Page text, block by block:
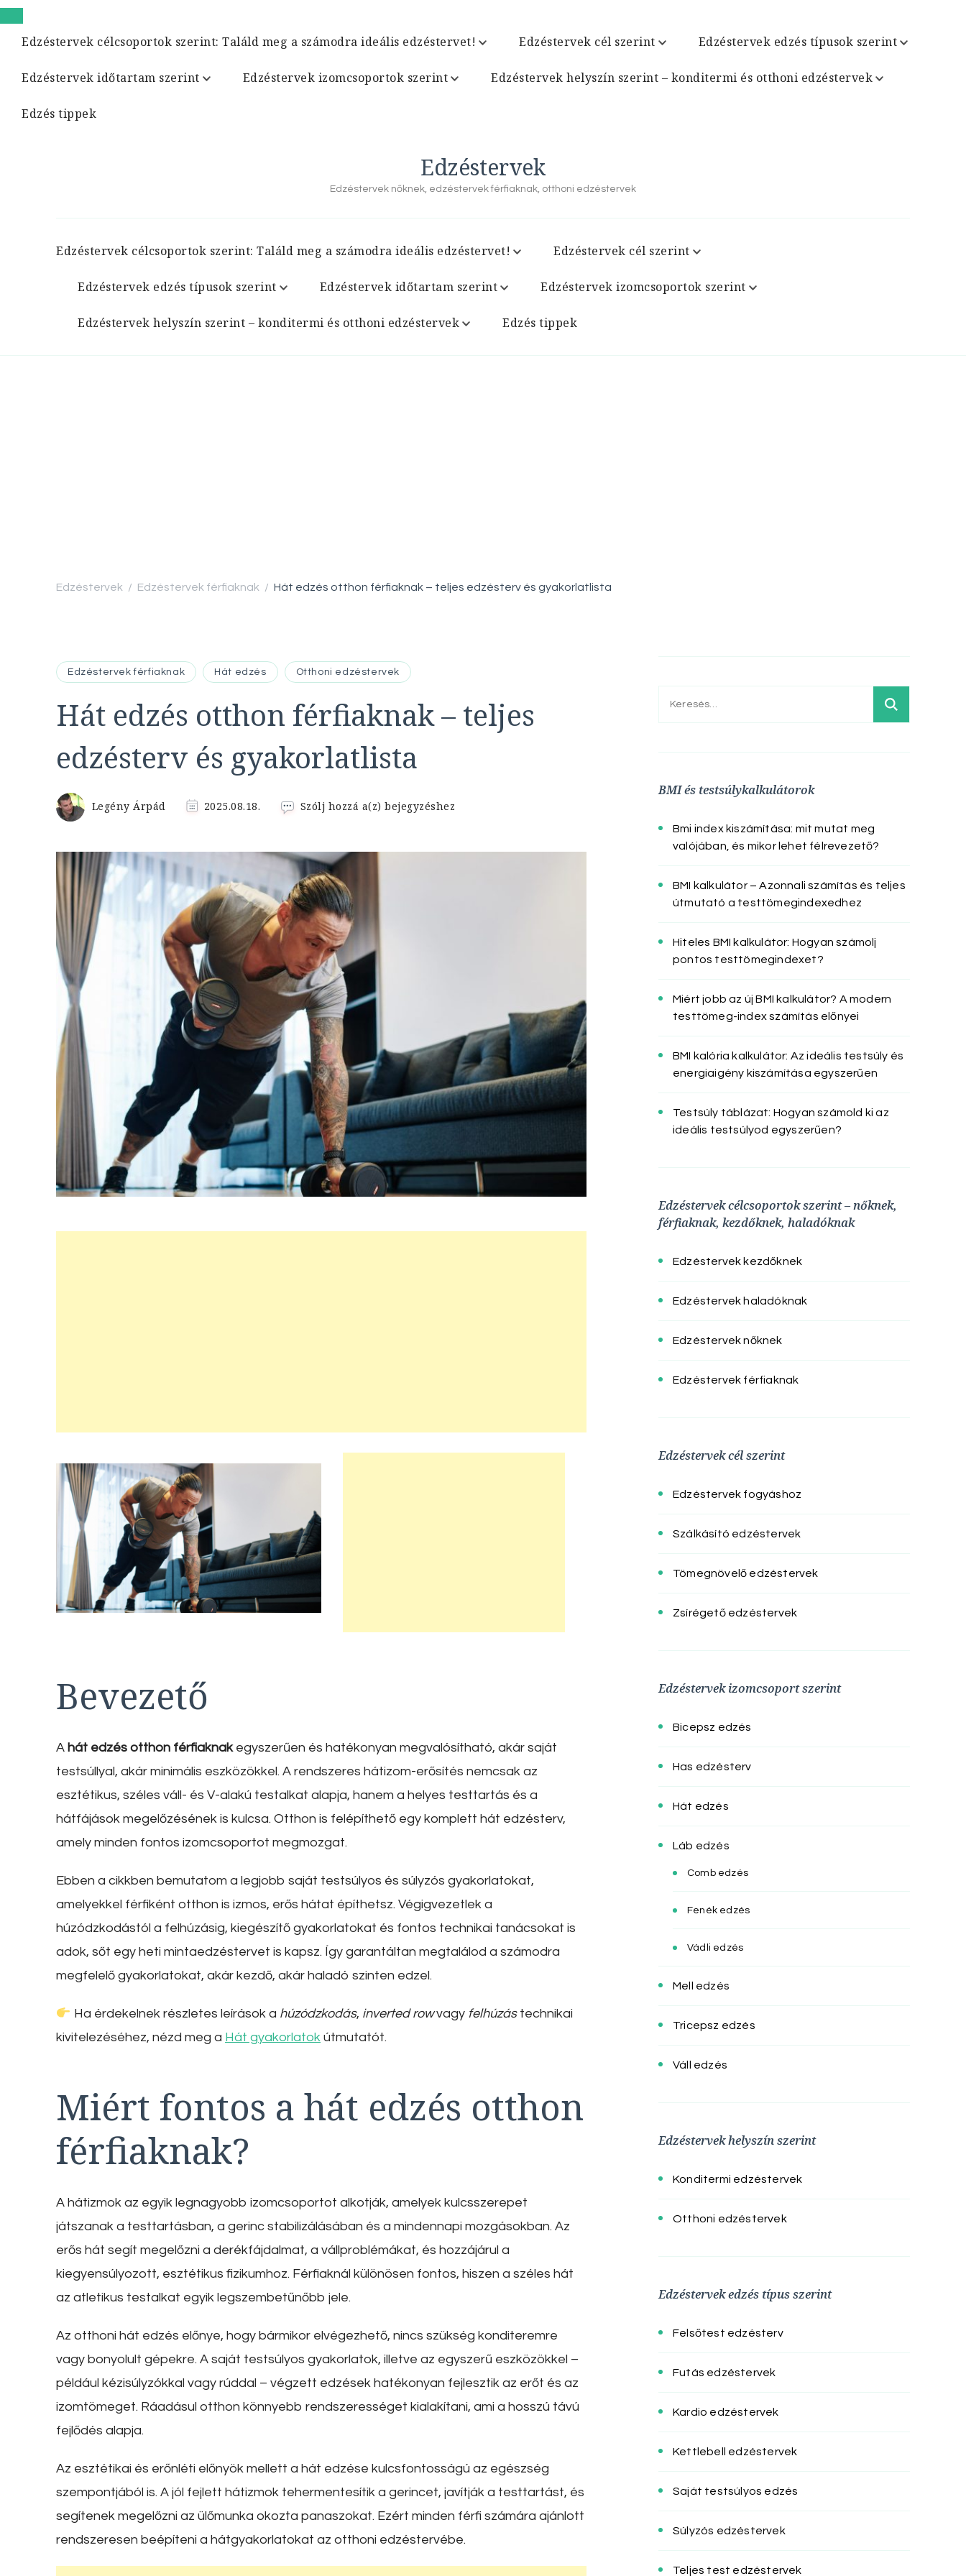
Edzéstervek célcsoportok szerint: Találd meg a számodra ideális edzéstervet! Edzéstervek cél szerint Edzéstervek edzés típusok szerint
Edzéstervek időtartam szerint Edzéstervek izomcsoportok szerint Edzéstervek helyszín szerint – konditermi és otthoni edzéstervek
Edzés tippek
Edzéstervek
Edzéstervek nőknek, edzéstervek férfiaknak, otthoni edzéstervek
Edzéstervek célcsoportok szerint: Találd meg a számodra ideális edzéstervet! Edzéstervek cél szerint
Edzéstervek edzés típusok szerint Edzéstervek időtartam szerint Edzéstervek izomcsoportok szerint
Edzéstervek helyszín szerint – konditermi és otthoni edzéstervek Edzés tippek
Edzéstervek / Edzéstervek férfiaknak / Hát edzés otthon férfiaknak – teljes edzésterv és gyakorlatlista
Edzéstervek férfiaknak Hát edzés Otthoni edzéstervek
Hát edzés otthon férfiaknak – teljes
edzésterv és gyakorlatlista
Legény Árpád 2025.08.18. Szólj hozzá a(z)Hát
férfiaknak
bejegyzéshez
Bevezető
A hát edzés otthon férfiaknakegyszerűen és hatékonyan megvalósítható, akár saját
testsúllyal, akár minimális eszközökkel. A rendszeres hátizom-erősítés nemcsak az
esztétikus, széles váll- és V-alakú testalkat alapja, hanem a helyes testtartás és a
hátfájások megelőzésének is kulcsa. Otthon is felépíthető egy komplett hát edzésterv,
amely minden fontos izomcsoportot megmozgat.
Ebben a cikkben bemutatom a legjobb saját testsúlyos és súlyzós gyakorlatokat,
amelyekkel férfiként otthon is izmos, erős hátat építhetsz. Végigvezetlek a
húzódzkodástól a felhúzásig, kiegészítő gyakorlatokat és fontos technikai tanácsokat is
adok, sőt egy heti mintaedzéstervet is kapsz. Így garantáltan megtalálod a számodra
megfelelő gyakorlatokat, akár kezdő, akár haladó szinten edzel.
Ha érdekelnek részletes leírások a húzódzkodás, inverted rowvagy felhúzástechnikai
kivitelezéséhez, nézd meg a Hát gyakorlatok útmutatót.
Miért fontos a hát edzés otthon
férfiaknak?
A hátizmok az egyik legnagyobb izomcsoportot alkotják, amelyek kulcsszerepet
játszanak a testtartásban, a gerinc stabilizálásában és a mindennapi mozgásokban. Az
erős hát segít megelőzni a derékfájdalmat, a vállproblémákat, és hozzájárul a
kiegyensúlyozott, esztétikus fizikumhoz. Férfiaknál különösen fontos, hiszen a széles hát
az atletikus testalkat egyik legszembetűnőbb jele.
Az otthoni hát edzés előnye, hogy bármikor elvégezhető, nincs szükség konditeremre
vagy bonyolult gépekre. A saját testsúlyos gyakorlatok, illetve az egyszerű eszközökkel –
például kézisúlyzókkal vagy rúddal – végzett edzések hatékonyan fejlesztik az erőt és az
izomtömeget. Ráadásul otthon könnyebb rendszerességet kialakítani, ami a hosszú távú
fejlődés alapja.
Az esztétikai és erőnléti előnyök mellett a hát edzése kulcsfontosságú az egészség
szempontjából is. A jól fejlett hátizmok tehermentesítik a gerincet, javítják a testtartást, és
segítenek megelőzni az ülőmunka okozta panaszokat. Ezért minden férfi számára ajánlott
rendszeresen beépíteni a hátgyakorlatokat az otthoni edzéstervébe.
Keresés:
BMI és testsúlykalkulátorok
Bmi index kiszámítása: mit mutat meg
valójában, és mikor lehet félrevezető?
BMI kalkulátor – Azonnali számítás és teljes
útmutató a testtömegindexedhez
Hiteles BMI kalkulátor: Hogyan számolj
pontos testtömegindexet?
Miért jobb az új BMI kalkulátor? A modern
testtömeg-index számítás előnyei
BMI kalória kalkulátor: Az ideális testsúly és
energiaigény kiszámítása egyszerűen
Testsúly táblázat: Hogyan számold ki az
ideális testsúlyod egyszerűen?
Edzéstervek célcsoportok szerint – nőknek,
férfiaknak, kezdőknek, haladóknak
Edzéstervek kezdőknek
Edzéstervek haladóknak
Edzéstervek nőknek
Edzéstervek férfiaknak
Edzéstervek cél szerint
Edzéstervek fogyáshoz
Szálkásító edzéstervek
Tömegnövelő edzéstervek
Zsírégető edzéstervek
Edzéstervek izomcsoport szerint
Bicepsz edzés
Has edzésterv
Hát edzés
Láb edzés
Comb edzés
Fenék edzés
Vádli edzés
Mell edzés
Tricepsz edzés
Váll edzés
Edzéstervek helyszín szerint
Konditermi edzéstervek
Otthoni edzéstervek
Edzéstervek edzés típus szerint
Felsőtest edzésterv
Futás edzéstervek
Kardio edzéstervek
Kettlebell edzéstervek
Saját testsúlyos edzés
Súlyzós edzéstervek
Teljes test edzéstervek